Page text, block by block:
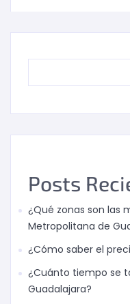
CORAZÓN
ROSA DE
Posts
¿Qué zonas son las
Metropolitana de
¿Cómo saber el
¿Cuánto tiempo se
Guadalajara?